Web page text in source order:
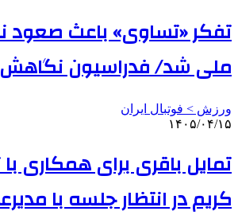
تفکر «تساوی» باعث صعود
ملی شد/ فدراسیون
ورزش > فوتبال ایران
۱۴۰۵/۰۴/۱۵
تمایل باقری برای همکاری با
کریم در انتظار جلسه با